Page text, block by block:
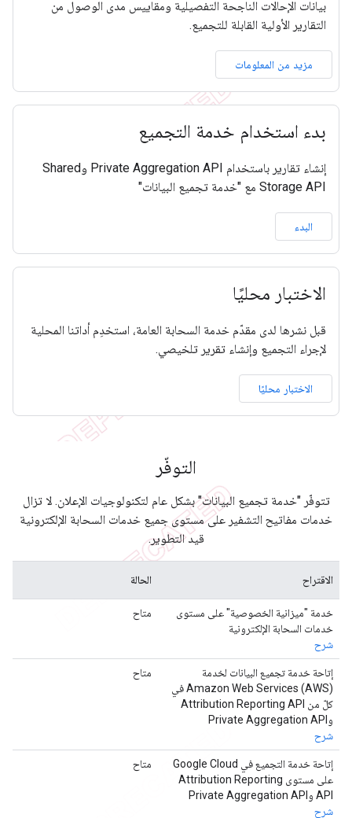
بيانات الإحالات الناجحة التفصيلية ومقاييس مدى الوصول من
التقارير الأولية القابلة للتجميع.
مزيد من المعلومات
بدء استخدام خدمة التجميع
إنشاء تقارير باستخدام Private Aggregation API وShared
Storage API مع "خدمة تجميع البيانات"
البدء
الاختبار محليًا
قبل نشرها لدى مقدّم خدمة السحابة العامة، استخدِم أداتنا المحلية
لإجراء التجميع وإنشاء تقرير تلخيصي.
الاختبار محليًا
التوفّر
تتوفّر "خدمة تجميع البيانات" بشكل عام لتكنولوجيات الإعلان. لا تزال
خدمات مفاتيح التشفير على مستوى جميع خدمات السحابة الإلكترونية
قيد التطوير.
الاقتراح الحالة
خدمة "ميزانية الخصوصية" على مستوى
خدمات السحابة الإلكترونية
شرح
متاح
إتاحة خدمة تجميع البيانات لخدمة
Amazon Web Services (AWS) في
كلّ من Attribution Reporting API
وPrivate Aggregation API
شرح
متاح
إتاحة خدمة التجميع في Google Cloud
على مستوى Attribution Reporting
API وPrivate Aggregation API
شرح
متاح